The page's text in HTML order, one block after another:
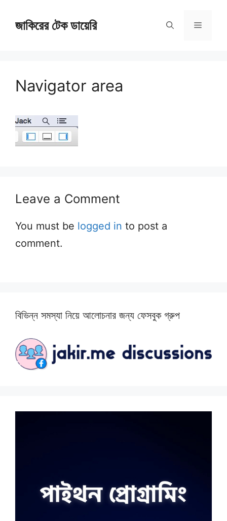
জাকিরের টেক ডায়েরি Menu
Navigator area
Leave a Comment
You must be logged in to post a
comment.
বিভিন্ন সমস্যা নিয়ে আলোচনার জন্য ফেসবুক গ্রুপ